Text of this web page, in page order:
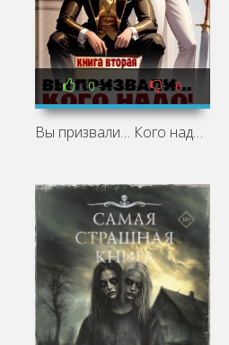
0 0
Вы призвали… Кого надо! Книга 2 - Виталий Останин